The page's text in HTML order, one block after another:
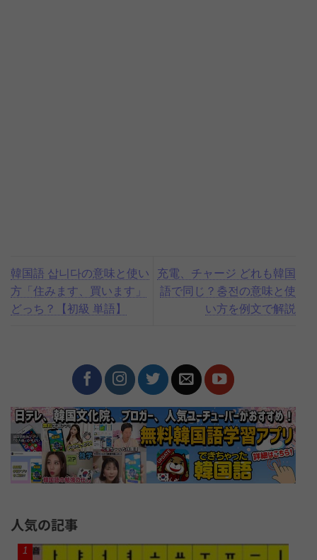
韓国語 삽니다の意味と使い
方「住みます、買います」
どっち？【初級 単語】
充電、チャージ どれも韓国
語で同じ？충전の意味と使
い方を例文で解説
人気の記事